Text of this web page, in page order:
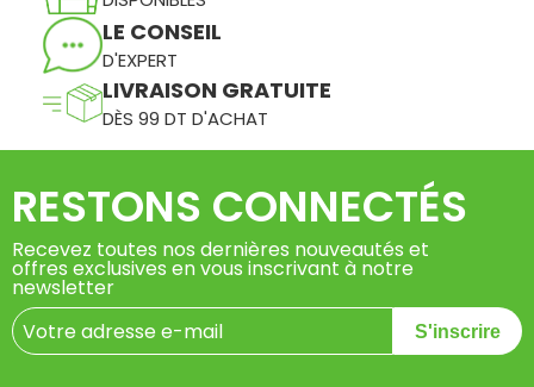
LE CONSEIL
D'EXPERT
LIVRAISON GRATUITE
DÈS 99 DT D'ACHAT
RESTONS CONNECTÉS
Recevez toutes nos dernières nouveautés et
offres exclusives en vous inscrivant à notre
newsletter
S'inscrire